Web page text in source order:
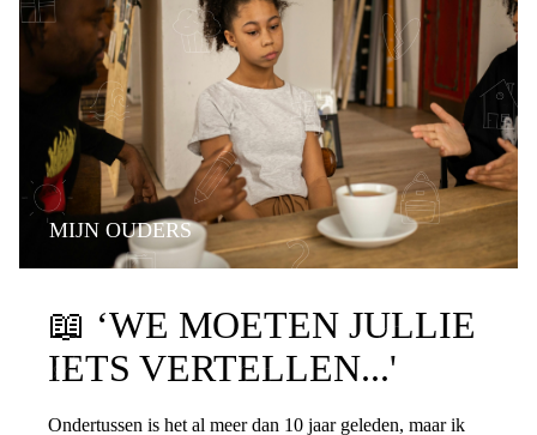
MIJN OUDERS
📖 ‘WE MOETEN JULLIE
IETS VERTELLEN...'
Ondertussen is het al meer dan 10 jaar geleden, maar ik